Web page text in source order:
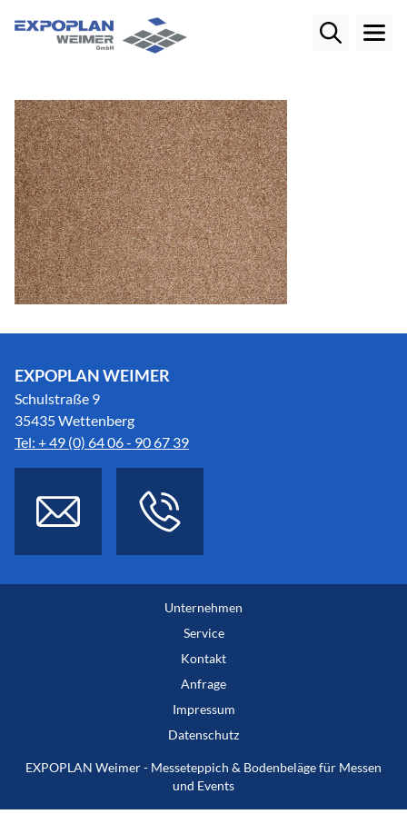
EXPOPLAN WEIMER
Schulstraße 9
35435 Wettenberg
Tel: + 49 (0) 64 06 - 90 67 39
Unternehmen
Service
Kontakt
Anfrage
Impressum
Datenschutz
EXPOPLAN Weimer - Messeteppich & Bodenbeläge für Messen
und Events